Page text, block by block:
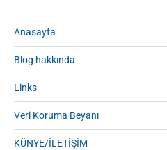
Anasayfa
Blog hakkında
Links
Veri Koruma Beyanı
KÜNYE/İLETİŞİM